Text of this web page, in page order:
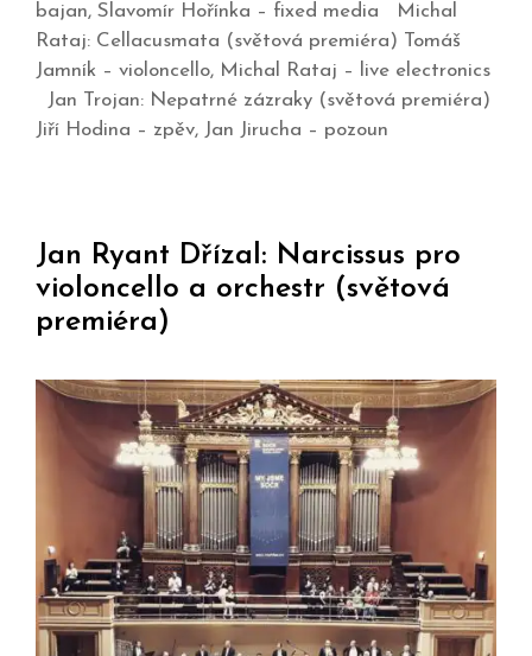
bajan, Slavomír Hořínka – fixed media Michal
Rataj: Cellacusmata (světová premiéra) Tomáš
Jamník – violoncello, Michal Rataj – live electronics
Jan Trojan: Nepatrné zázraky (světová premiéra)
Jiří Hodina – zpěv, Jan Jirucha – pozoun
Jan Ryant Dřízal: Narcissus pro
violoncello a orchestr (světová
premiéra)